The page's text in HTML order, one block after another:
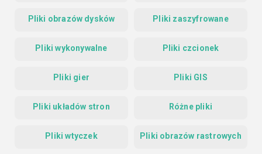
Pliki obrazów dysków Pliki zaszyfrowane
Pliki wykonywalne Pliki czcionek
Pliki gier Pliki GIS
Pliki układów stron Różne pliki
Pliki wtyczek Pliki obrazów rastrowych